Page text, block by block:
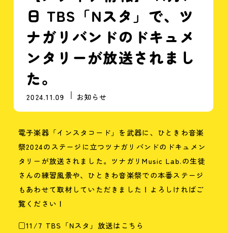
日 TBS「Nスタ」で、ツ
ナガリバンドのドキュメ
ンタリーが放送されまし
た。
2024.11.09 お知らせ
電子楽器「インスタコード」を武器に、ひときわ音楽
祭2024のステージに立つツナガリバンドのドキュメン
タリーが放送されました。ツナガリMusic Lab.の生徒
さんの練習風景や、ひときわ音楽祭での本番ステージ
もあわせて取材していただきました！よろしければご
覧ください！
□11/7 TBS「Nスタ」放送はこちら